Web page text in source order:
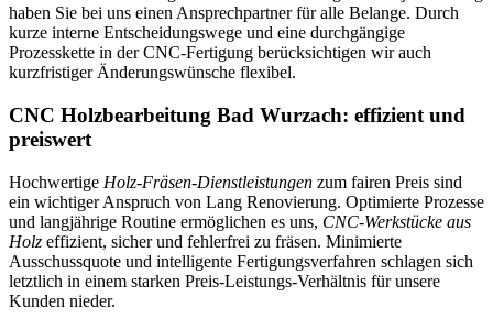
haben Sie bei uns einen Ansprechpartner für alle Belange. Durch
kurze interne Entscheidungswege und eine durchgängige
Prozesskette in der CNC-Fertigung berücksichtigen wir auch
kurzfristiger Änderungswünsche flexibel.
CNC Holzbearbeitung Bad Wurzach: effizient und
preiswert
Hochwertige Holz-Fräsen-Dienstleistungen zum fairen Preis sind
ein wichtiger Anspruch von Lang Renovierung. Optimierte Prozesse
und langjährige Routine ermöglichen es uns, CNC-Werkstücke aus
Holz effizient, sicher und fehlerfrei zu fräsen. Minimierte
Ausschussquote und intelligente Fertigungsverfahren schlagen sich
letztlich in einem starken Preis-Leistungs-Verhältnis für unsere
Kunden nieder.